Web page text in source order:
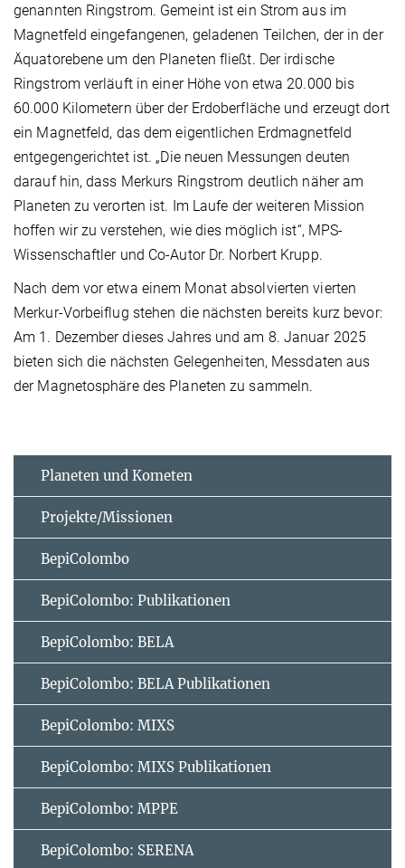
genannten Ringstrom. Gemeint ist ein Strom aus im
Magnetfeld eingefangenen, geladenen Teilchen, der in der
Äquatorebene um den Planeten fließt. Der irdische
Ringstrom verläuft in einer Höhe von etwa 20.000 bis
60.000 Kilometern über der Erdoberfläche und erzeugt dort
ein Magnetfeld, das dem eigentlichen Erdmagnetfeld
entgegengerichtet ist. „Die neuen Messungen deuten
darauf hin, dass Merkurs Ringstrom deutlich näher am
Planeten zu verorten ist. Im Laufe der weiteren Mission
hoffen wir zu verstehen, wie dies möglich ist“, MPS-
Wissenschaftler und Co-Autor Dr. Norbert Krupp.
Nach dem vor etwa einem Monat absolvierten vierten
Merkur-Vorbeiflug stehen die nächsten bereits kurz bevor:
Am 1. Dezember dieses Jahres und am 8. Januar 2025
bieten sich die nächsten Gelegenheiten, Messdaten aus
der Magnetosphäre des Planeten zu sammeln.
Planeten und Kometen
Projekte/Missionen
BepiColombo
BepiColombo: Publikationen
BepiColombo: BELA
BepiColombo: BELA Publikationen
BepiColombo: MIXS
BepiColombo: MIXS Publikationen
BepiColombo: MPPE
BepiColombo: SERENA